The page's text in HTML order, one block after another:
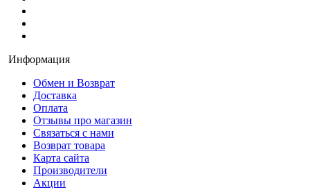
Информация
Обмен и Возврат
Доставка
Оплата
Отзывы про магазин
Связаться с нами
Возврат товара
Карта сайта
Производители
Акции